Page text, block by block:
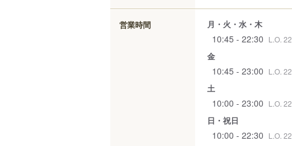
営業時間 月・火・水・木
10:45 - 22:30 L.O.
金
10:45 - 23:00 L.O.
土
10:00 - 23:00 L.O.
日・祝日
10:00 - 22:30 L.O.